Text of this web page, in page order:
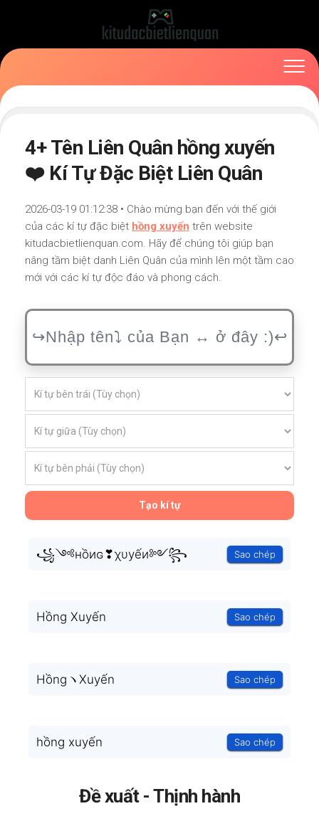
4+ Tên Liên Quân hồng xuyến
❤️ Kí Tự Đặc Biệt Liên Quân
2026-03-19 01:12:38 • Chào mừng bạn đến với thế giới
của các kí tự đặc biệt hồng xuyến trên website
kitudacbietlienquan.com. Hãy để chúng tôi giúp bạn
nâng tầm biệt danh Liên Quân của mình lên một tầm cao
mới với các kí tự độc đáo và phong cách.
Tạo kí tự
꧁༺нồиɢ❣χυуếи༻꧂ Sao chép
Hồng Xuyến Sao chép
HồngヽXuyến Sao chép
hồng xuyến Sao chép
Đề xuất - Thịnh hành